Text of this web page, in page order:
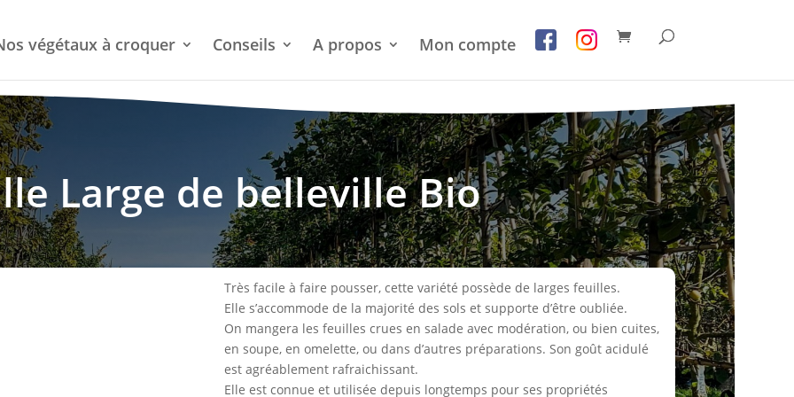
végétaux à croquer Conseils A propos Mon compte
Large de belleville Bio
Très facile à faire pousser, cette variété possède de larges feuilles.
Elle s’accommode de la majorité des sols et supporte d’être oubliée.
On mangera les feuilles crues en salade avec modération, ou bien cuites,
en soupe, en omelette, ou dans d’autres préparations. Son goût acidulé
est agréablement rafraichissant.
Elle est connue et utilisée depuis longtemps pour ses propriétés